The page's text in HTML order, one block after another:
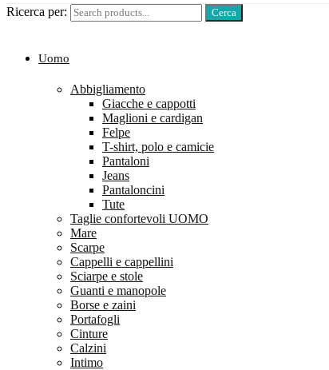
Ricerca per:
Uomo
Abbigliamento
Giacche e cappotti
Maglioni e cardigan
Felpe
T-shirt, polo e camicie
Pantaloni
Jeans
Pantaloncini
Tute
Taglie confortevoli UOMO
Mare
Scarpe
Cappelli e cappellini
Sciarpe e stole
Guanti e manopole
Borse e zaini
Portafogli
Cinture
Calzini
Intimo